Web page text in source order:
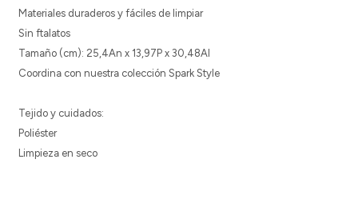
Materiales duraderos y fáciles de limpiar
Sin ftalatos
Tamaño (cm): 25,4An x 13,97P x 30,48Al
Coordina con nuestra colección Spark Style
Tejido y cuidados:
Poliéster
Limpieza en seco